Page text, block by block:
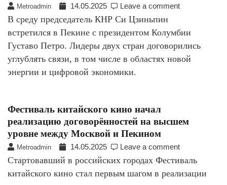
Metroadmin 14.05.2025 Leave a comment
В среду председатель КНР Си Цзиньпин
встретился в Пекине с президентом Колумбии
Густаво Петро. Лидеры двух стран договорились
углублять связи, в том числе в областях новой
энергии и цифровой экономики.
Фестиваль китайского кино начал
реализацию договорённостей на высшем
уровне между Москвой и Пекином
Metroadmin 14.05.2025 Leave a comment
Стартовавший в российских городах Фестиваль
китайского кино стал первым шагом в реализации